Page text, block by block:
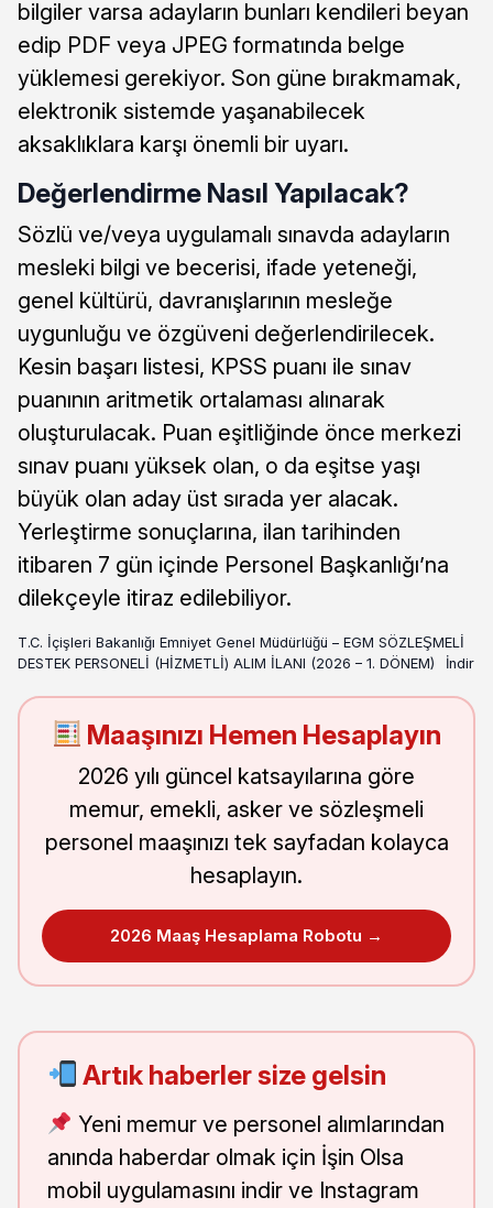
bilgiler varsa adayların bunları kendileri beyan
edip PDF veya JPEG formatında belge
yüklemesi gerekiyor. Son güne bırakmamak,
elektronik sistemde yaşanabilecek
aksaklıklara karşı önemli bir uyarı.
Değerlendirme Nasıl Yapılacak?
Sözlü ve/veya uygulamalı sınavda adayların
mesleki bilgi ve becerisi, ifade yeteneği,
genel kültürü, davranışlarının mesleğe
uygunluğu ve özgüveni değerlendirilecek.
Kesin başarı listesi, KPSS puanı ile sınav
puanının aritmetik ortalaması alınarak
oluşturulacak. Puan eşitliğinde önce merkezi
sınav puanı yüksek olan, o da eşitse yaşı
büyük olan aday üst sırada yer alacak.
Yerleştirme sonuçlarına, ilan tarihinden
itibaren 7 gün içinde Personel Başkanlığı’na
dilekçeyle itiraz edilebiliyor.
T.C. İçişleri Bakanlığı Emniyet Genel Müdürlüğü – EGM SÖZLEŞMELİ
DESTEK PERSONELİ (HİZMETLİ) ALIM İLANI (2026 – 1. DÖNEM)
İndir
Maaşınızı Hemen Hesaplayın
2026 yılı güncel katsayılarına göre
memur, emekli, asker ve sözleşmeli
personel maaşınızı tek sayfadan kolayca
hesaplayın.
2026 Maaş Hesaplama Robotu →
Artık haberler size gelsin
Yeni memur ve personel alımlarından
anında haberdar olmak için İşin Olsa
mobil uygulamasını indir ve Instagram